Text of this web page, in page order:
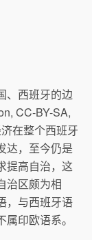
、西班牙的边
CC-BY-SA,
在整个西班牙
达，至今仍是
提高自治，这
治区颇为相
，与西班牙语
印欧语系。